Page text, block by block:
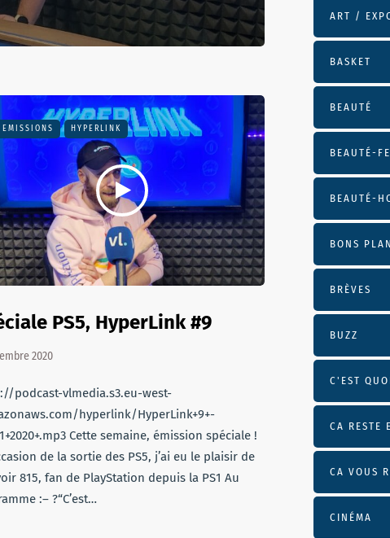
EMISSIONS HYPERLINK
PS5, HyperLink #9
2020
podcast-vlmedia.s3.eu-west-
hyperlink/HyperLink+9+-
Cette semaine, émission spéciale !
de la sortie des PS5, j’ai eu le plaisir de
815, fan de PlayStation depuis la PS1 Au
:– ?“C’est…
ART /
BASKET
BEAUTÉ
BEAUTÉ-
BEAUTÉ-
BONS
BRÈVES
BUZZ
C'EST
CA RESTE
CA VOUS
CINÉMA